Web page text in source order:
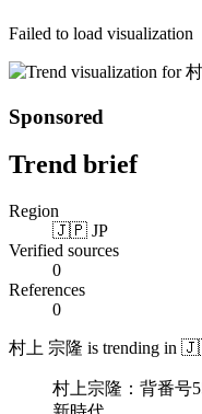
Failed to load visualization
Sponsored
Trend brief
Region
🇯🇵 JP
Verified sources
0
References
0
村上 宗隆 is trending in
村上宗隆：背番号